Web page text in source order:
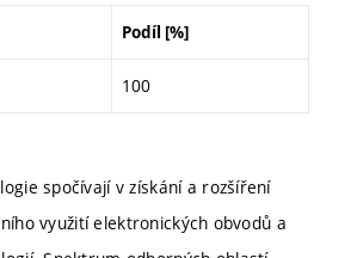
Podíl [%]
100
spočívají v získání a rozšíření
využití elektronických obvodů a